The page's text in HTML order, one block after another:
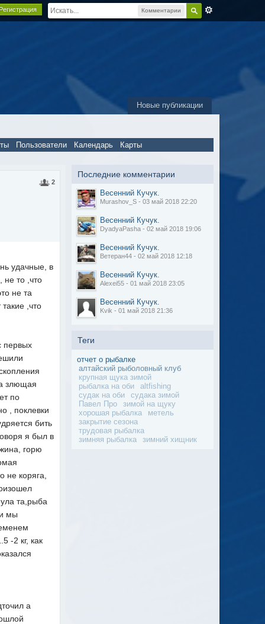
Комментарии
Новые публикации
Пользователи Календарь Карты
2
удачные, в
не то ,что
не та
,что
первых
злющая
по
, поклевки
бить
я был в
горю
не коряга,
та,рыба
мы
-2 кг, как
а
Последние комментарии
Весенний Кучук.
Murashov_S - 03 май 2018 22:20
Весенний Кучук.
DyadyaPasha - 02 май 2018 19:06
Весенний Кучук.
Ветеран44 - 02 май 2018 12:18
Весенний Кучук.
Alexei55 - 01 май 2018 23:05
Весенний Кучук.
Kvik - 01 май 2018 21:36
Теги
отчет о рыбалке
алтайский рыболовный клуб
крупная щука зимой
рыбалка на оби
altfishing
судак на оби
судака зимой
Павел Про
зимой на щуку
хорошая рыбалка
метель
закрытие сезона
трудовая рыбалка
зимняя рыбалка
зимний хищник